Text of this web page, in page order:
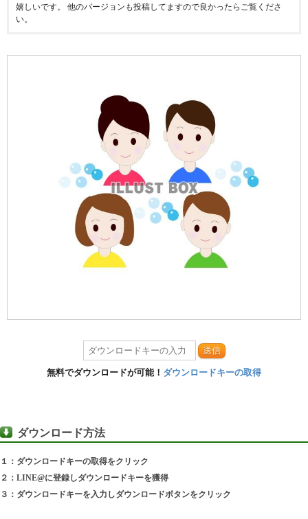
嬉しいです。 他のバージョンも投稿してますので良かったらご覧くださ
い。
送信
無料でダウンロードが可能！ ダウンロードキーの取得
ダウンロード方法
１：ダウンロードキーの取得をクリック
２：LINE@に登録しダウンロードキーを獲得
３：ダウンロードキーを入力しダウンロードボタンをクリック